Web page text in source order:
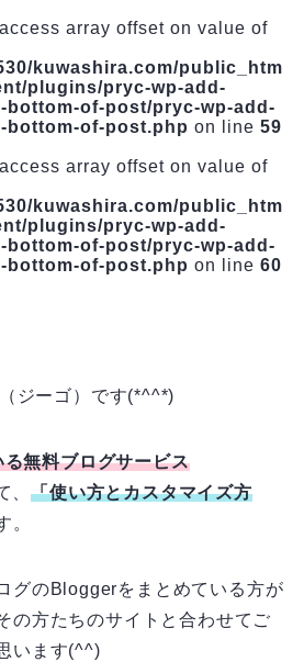
array offset on value of
kuwashira.com/public_htm
plugins/pryc-wp-add-
of-post/pryc-wp-add-
of-post.php on line 59
array offset on value of
kuwashira.com/public_htm
plugins/pryc-wp-add-
of-post/pryc-wp-add-
of-post.php on line 60
ジーゴ）です(*^^*)
無料ブログサービス
、「使い方とカスタマイズ方
。
グのBloggerをまとめている方が
の方たちのサイトと合わせてご
います(^^)